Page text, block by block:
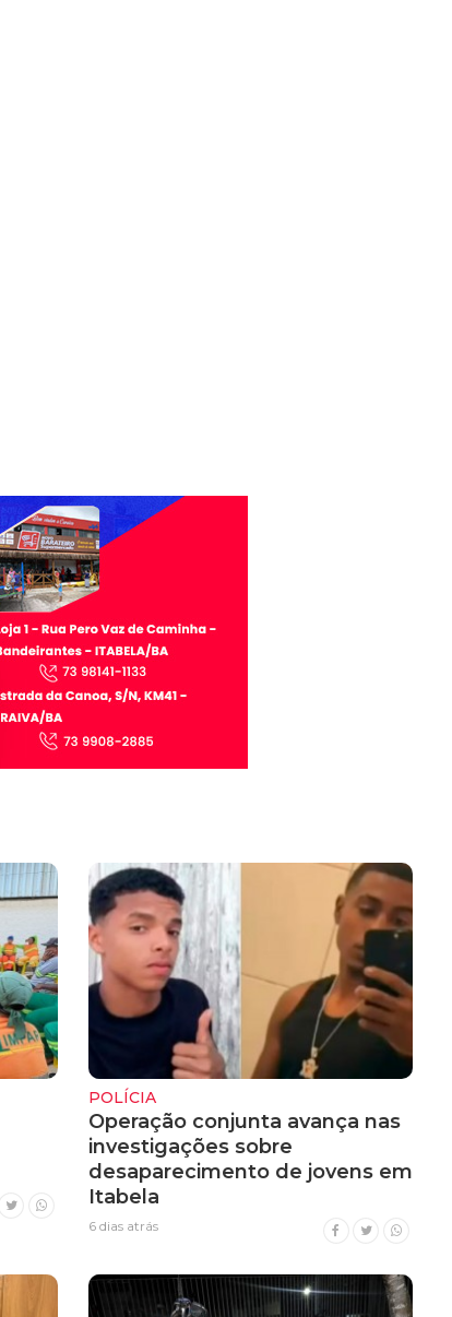
POLÍCIA
Operação conjunta avança nas
investigações sobre
desaparecimento de jovens em
Itabela
6 dias atrás